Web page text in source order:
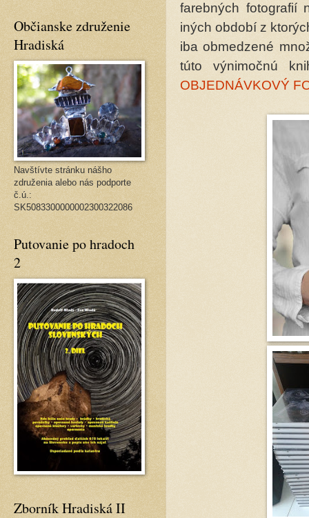
farebných fotografií
iných období z
iba obmedzené
túto výnimočnú
OBJEDNÁVKOVÝ
Občianske združenie
Hradiská
Navštívte stránku nášho
združenia alebo nás podporte
č.ú.:
SK5083300000002300322086
Putovanie po hradoch
2
Zborník Hradiská II